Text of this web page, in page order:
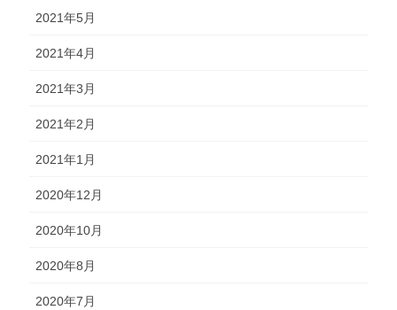
2021年5月
2021年4月
2021年3月
2021年2月
2021年1月
2020年12月
2020年10月
2020年8月
2020年7月